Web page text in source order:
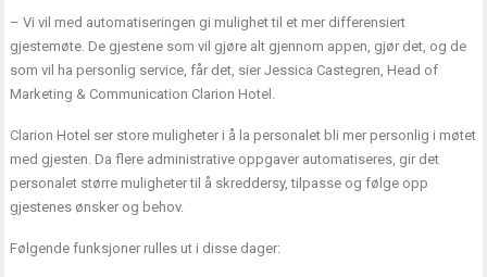
– Vi vil med automatiseringen gi mulighet til et mer differensiert
gjestemøte. De gjestene som vil gjøre alt gjennom appen, gjør det, og de
som vil ha personlig service, får det, sier Jessica Castegren, Head of
Marketing & Communication Clarion Hotel.
Clarion Hotel ser store muligheter i å la personalet bli mer personlig i møtet
med gjesten. Da flere administrative oppgaver automatiseres, gir det
personalet større muligheter til å skreddersy, tilpasse og følge opp
gjestenes ønsker og behov.
Følgende funksjoner rulles ut i disse dager: